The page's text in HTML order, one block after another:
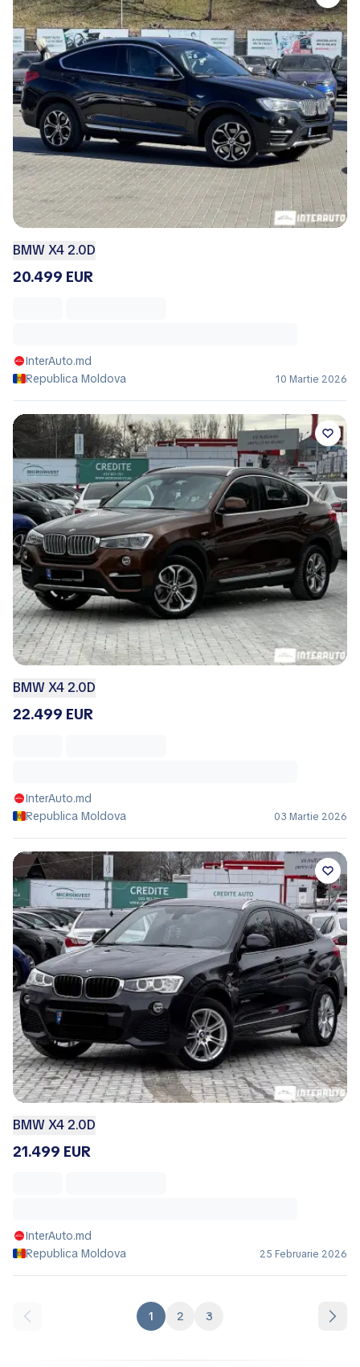
BMW X4 2.0D
20.499 EUR
InterAuto.md
Republica Moldova
10 Martie 2026
BMW X4 2.0D
22.499 EUR
InterAuto.md
Republica Moldova
03 Martie 2026
BMW X4 2.0D
21.499 EUR
InterAuto.md
Republica Moldova
25 Februarie 2026
1 2 3